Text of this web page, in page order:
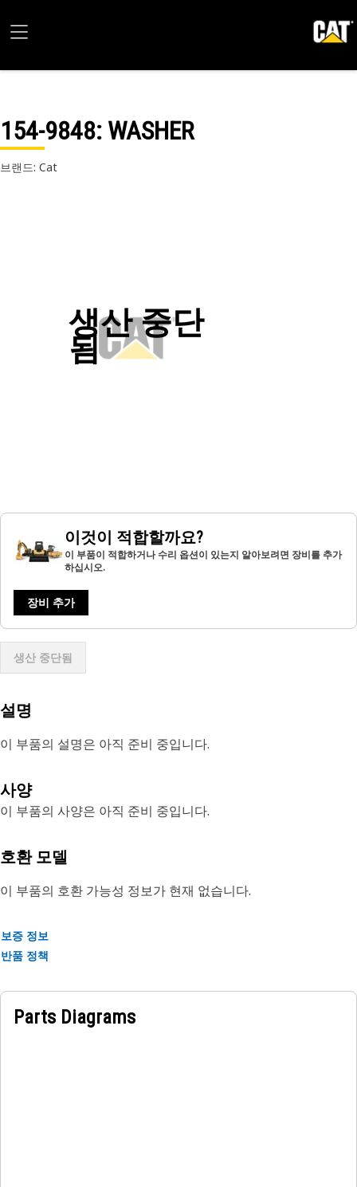
154-9848: WASHER
브랜드: Cat
생산 중단
됨
이것이 적합할까요?
이 부품이 적합하거나 수리 옵션이 있는지 알아보려면 장비를 추가
하십시오.
장비 추가
생산 중단됨
설명
이 부품의 설명은 아직 준비 중입니다.
사양
이 부품의 사양은 아직 준비 중입니다.
호환 모델
이 부품의 호환 가능성 정보가 현재 없습니다.
보증 정보
반품 정책
Parts Diagrams